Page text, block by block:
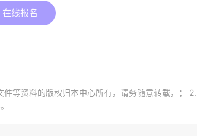
在线报名
等资料的版权归本中心所有，请务随意转载，；